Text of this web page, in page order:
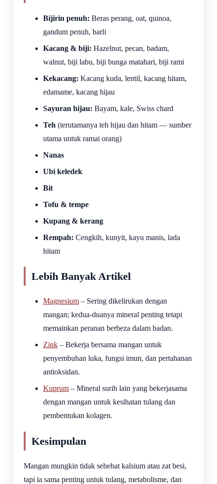
Bijirin penuh: Beras perang, oat, quinoa,
gandum penuh, barli
Kacang & biji: Hazelnut, pecan, badam,
walnut, biji labu, biji bunga matahari, biji rami
Kekacang: Kacang kuda, lentil, kacang hitam,
edamame, kacang hijau
Sayuran hijau: Bayam, kale, Swiss chard
Teh (terutamanya teh hijau dan hitam — sumber
utama untuk ramai orang)
Nanas
Ubi keledek
Bit
Tofu & tempe
Kupang & kerang
Rempah: Cengkih, kunyit, kayu manis, lada
hitam
Lebih Banyak Artikel
Magnesium – Sering dikelirukan dengan
mangan; kedua-duanya mineral penting tetapi
memainkan peranan berbeza dalam badan.
Zink – Bekerja bersama mangan untuk
penyembuhan luka, fungsi imun, dan pertahanan
antioksidan.
Kuprum – Mineral surih lain yang bekerjasama
dengan mangan untuk kesihatan tulang dan
pembentukan kolagen.
Kesimpulan
Mangan mungkin tidak sehebat kalsium atau zat besi,
tapi ia sama penting untuk tulang, metabolisme, dan